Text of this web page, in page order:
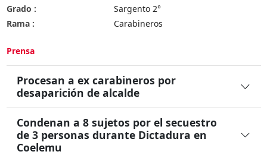
Grado :
Sargento 2°
Rama :
Carabineros
Prensa
Procesan a ex carabineros por
desaparición de alcalde
Condenan a 8 sujetos por el secuestro
de 3 personas durante Dictadura en
Coelemu